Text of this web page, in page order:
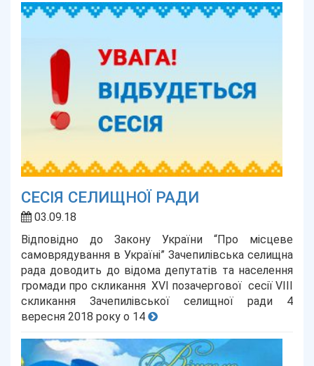
СЕСІЯ СЕЛИЩНОЇ РАДИ
03.09.18
Відповідно до Закону України “Про місцеве
самоврядування в Україні” Зачепилівська селищна
рада доводить до відома депутатів та населення
громади про скликання XVI позачергової сесії VІII
скликання Зачепилівської селищної ради 4
вересня 2018 року о 14